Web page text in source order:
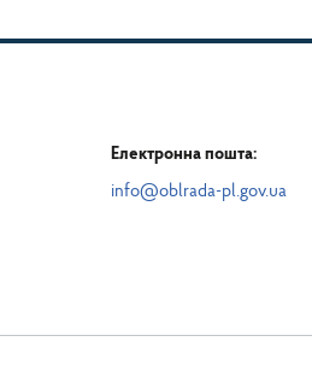
Електронна пошта:
info@oblrada-pl.gov.ua